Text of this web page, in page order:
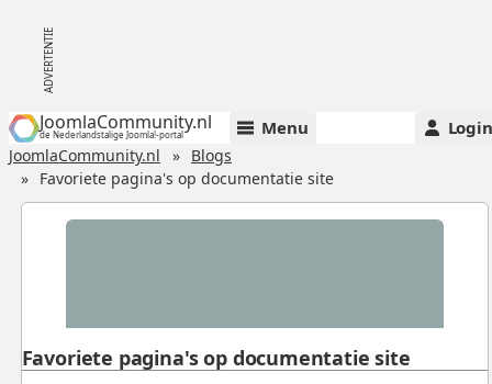
JoomlaCommunity.nl
de Nederlandstalige Joomla!-portal Menu Login
JoomlaCommunity.nl
Blogs
Favoriete pagina's op documentatie site
Favoriete pagina's op documentatie site